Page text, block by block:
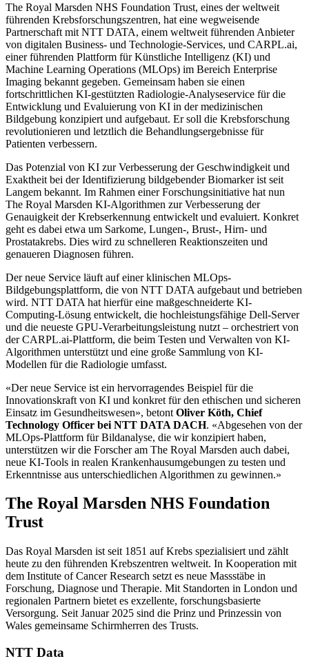
The Royal Marsden NHS Foundation Trust, eines der weltweit
führenden Krebsforschungszentren, hat eine wegweisende
Partnerschaft mit NTT DATA, einem weltweit führenden Anbieter
von digitalen Business- und Technologie-Services, und CARPL.ai,
einer führenden Plattform für Künstliche Intelligenz (KI) und
Machine Learning Operations (MLOps) im Bereich Enterprise
Imaging bekannt gegeben. Gemeinsam haben sie einen
fortschrittlichen KI-gestützten Radiologie-Analyseservice für die
Entwicklung und Evaluierung von KI in der medizinischen
Bildgebung konzipiert und aufgebaut. Er soll die Krebsforschung
revolutionieren und letztlich die Behandlungsergebnisse für
Patienten verbessern.
Das Potenzial von KI zur Verbesserung der Geschwindigkeit und
Exaktheit bei der Identifizierung bildgebender Biomarker ist seit
Langem bekannt. Im Rahmen einer Forschungsinitiative hat nun
The Royal Marsden KI-Algorithmen zur Verbesserung der
Genauigkeit der Krebserkennung entwickelt und evaluiert. Konkret
geht es dabei etwa um Sarkome, Lungen-, Brust-, Hirn- und
Prostatakrebs. Dies wird zu schnelleren Reaktionszeiten und
genaueren Diagnosen führen.
Der neue Service läuft auf einer klinischen MLOps-
Bildgebungsplattform, die von NTT DATA aufgebaut und betrieben
wird. NTT DATA hat hierfür eine maßgeschneiderte KI-
Computing-Lösung entwickelt, die hochleistungsfähige Dell-Server
und die neueste GPU-Verarbeitungsleistung nutzt – orchestriert von
der CARPL.ai-Plattform, die beim Testen und Verwalten von KI-
Algorithmen unterstützt und eine große Sammlung von KI-
Modellen für die Radiologie umfasst.
«Der neue Service ist ein hervorragendes Beispiel für die
Innovationskraft von KI und konkret für den ethischen und sicheren
Einsatz im Gesundheitswesen», betont Oliver Köth, Chief
Technology Officer bei NTT DATA DACH. «Abgesehen von der
MLOps-Plattform für Bildanalyse, die wir konzipiert haben,
unterstützen wir die Forscher am The Royal Marsden auch dabei,
neue KI-Tools in realen Krankenhausumgebungen zu testen und
Erkenntnisse aus unterschiedlichen Algorithmen zu gewinnen.»
The Royal Marsden NHS Foundation
Trust
Das Royal Marsden ist seit 1851 auf Krebs spezialisiert und zählt
heute zu den führenden Krebszentren weltweit. In Kooperation mit
dem Institute of Cancer Research setzt es neue Massstäbe in
Forschung, Diagnose und Therapie. Mit Standorten in London und
regionalen Partnern bietet es exzellente, forschungsbasierte
Versorgung. Seit Januar 2025 sind die Prinz und Prinzessin von
Wales gemeinsame Schirmherren des Trusts.
NTT Data